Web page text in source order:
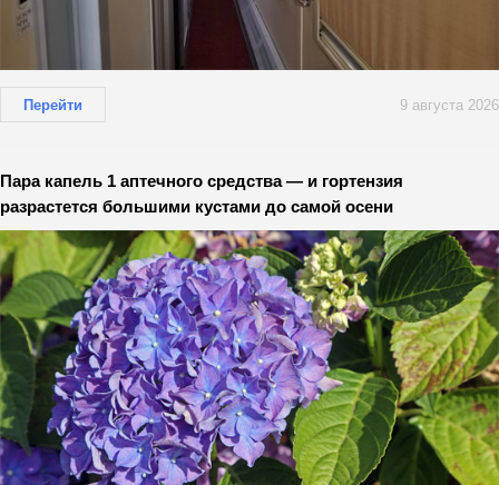
Перейти 9 августа 2026
Пара капель 1 аптечного средства — и гортензия
разрастется большими кустами до самой осени